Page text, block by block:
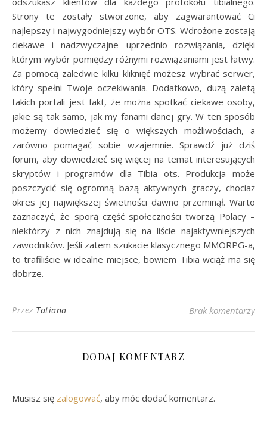
Strony te zostały stworzone, aby zagwarantować Ci
najlepszy i najwygodniejszy wybór OTS. Wdrożone zostają
ciekawe i nadzwyczajne uprzednio rozwiązania, dzięki
którym wybór pomiędzy różnymi rozwiązaniami jest łatwy.
Za pomocą zaledwie kilku kliknięć możesz wybrać serwer,
który spełni Twoje oczekiwania. Dodatkowo, dużą zaletą
takich portali jest fakt, że można spotkać ciekawe osoby,
jakie są tak samo, jak my fanami danej gry. W ten sposób
możemy dowiedzieć się o większych możliwościach, a
zarówno pomagać sobie wzajemnie. Sprawdź już dziś
forum, aby dowiedzieć się więcej na temat interesujących
skryptów i programów dla Tibia ots. Produkcja może
poszczycić się ogromną bazą aktywnych graczy, chociaż
okres jej największej świetności dawno przeminął. Warto
zaznaczyć, że sporą część społeczności tworzą Polacy –
niektórzy z nich znajdują się na liście najaktywniejszych
zawodników. Jeśli zatem szukacie klasycznego MMORPG-a,
to trafiliście w idealne miejsce, bowiem Tibia wciąż ma się
dobrze.
Przez Tatiana Brak komentarzy
DODAJ KOMENTARZ
Musisz się zalogować, aby móc dodać komentarz.